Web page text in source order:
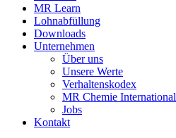
MR Learn
Lohnabfüllung
Downloads
Unternehmen
Über uns
Unsere Werte
Verhaltenskodex
MR Chemie International
Jobs
Kontakt